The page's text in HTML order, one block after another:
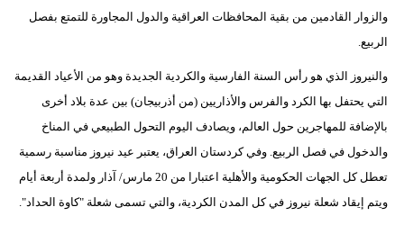
والزوار القادمين من بقية المحافظات العراقية والدول المجاورة للتمتع بفصل
الربيع.
والنيروز الذي هو رأس السنة الفارسية والكردية الجديدة وهو من الأعياد القديمة
التي يحتفل بها الكرد والفرس والأذاريين (من أذربيجان) بين عدة بلاد أخرى
بالإضافة للمهاجرين حول العالم، ويصادف اليوم التحول الطبيعي في المناخ
والدخول في فصل الربيع. وفي كردستان العراق، يعتبر عيد نيروز مناسبة رسمية
تعطل كل الجهات الحكومية والأهلية اعتبارا من 20 مارس/ آذار ولمدة أربعة أيام
ويتم إيقاد شعلة نيروز في كل المدن الكردية، والتي تسمى شعلة "كاوة الحداد".